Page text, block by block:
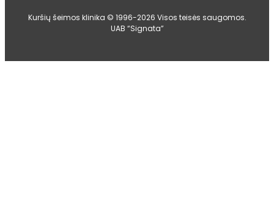
Kuršių šeimos klinika © 1996-2026 Visos teisės saugomos.
UAB “Signata”